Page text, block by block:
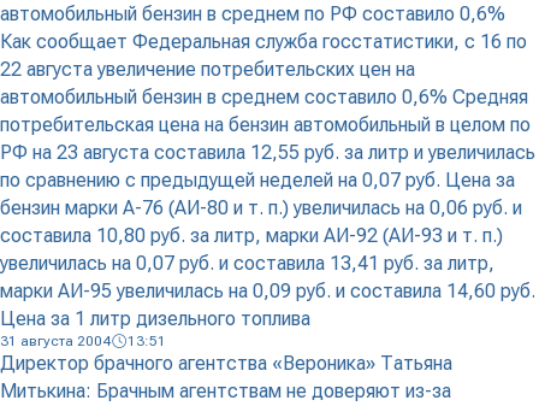
автомобильный бензин в среднем по РФ составило 0,6%
Как сообщает Федеральная служба госстатистики, с 16 по
22 августа увеличение потребительских цен на
автомобильный бензин в среднем составило 0,6% Средняя
потребительская цена на бензин автомобильный в целом по
РФ на 23 августа составила 12,55 руб. за литр и увеличилась
по сравнению с предыдущей неделей на 0,07 руб. Цена за
бензин марки А-76 (АИ-80 и т. п.) увеличилась на 0,06 руб. и
составила 10,80 руб. за литр, марки АИ-92 (АИ-93 и т. п.)
увеличилась на 0,07 руб. и составила 13,41 руб. за литр,
марки АИ-95 увеличилась на 0,09 руб. и составила 14,60 руб.
Цена за 1 литр дизельного топлива
31 августа 2004 13:51
Директор брачного агентства «Вероника» Татьяна
Митькина: Брачным агентствам не доверяют из-за